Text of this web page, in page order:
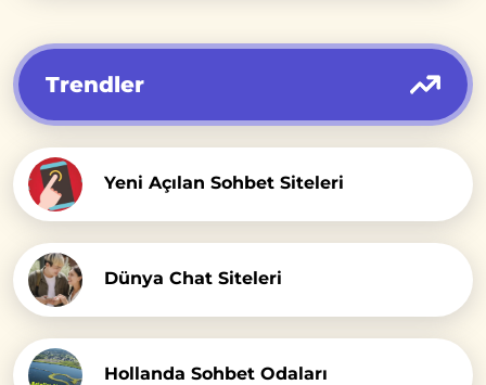
Trendler
Yeni Açılan Sohbet Siteleri
Dünya Chat Siteleri
Hollanda Sohbet Odaları